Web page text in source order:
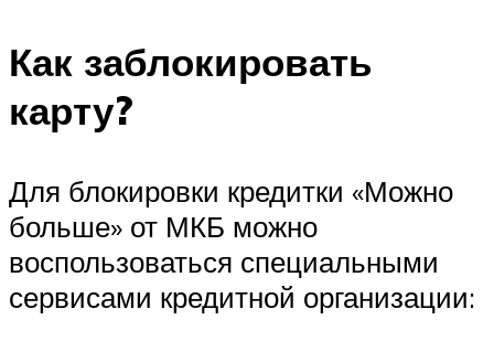
Как заблокировать
карту?
Для блокировки кредитки «Можно
больше» от МКБ можно
воспользоваться специальными
сервисами кредитной организации: